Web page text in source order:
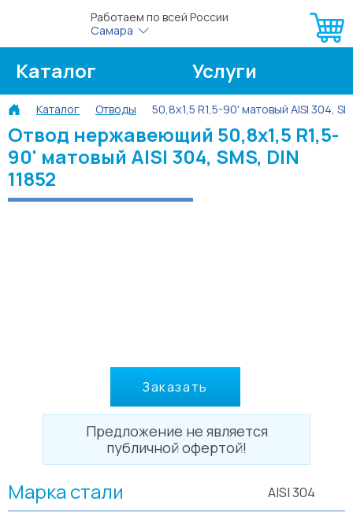
Работаем по всей России
Самара
Каталог
Услуги
О компании
Об оплате
Блог
Контакты
Каталог Отводы 50,8х1,5 R1,5-90' матовый AISI 304,
Отвод нержавеющий 50,8х1,5 R1,5-
90' матовый AISI 304, SMS, DIN
11852
Заказать
Предложение не является
публичной офертой!
Марка стали AISI 304